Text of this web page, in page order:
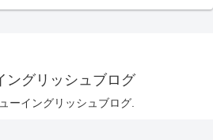
ングリッシュブログ
ーイングリッシュブログ.